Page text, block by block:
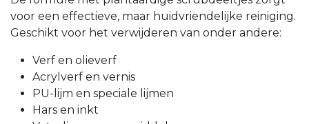
voor een effectieve, maar huidvriendelijke reiniging.
Geschikt voor het verwijderen van onder andere:
Verf en olieverf
Acrylverf en vernis
PU-lijm en speciale lijmen
Hars en inkt